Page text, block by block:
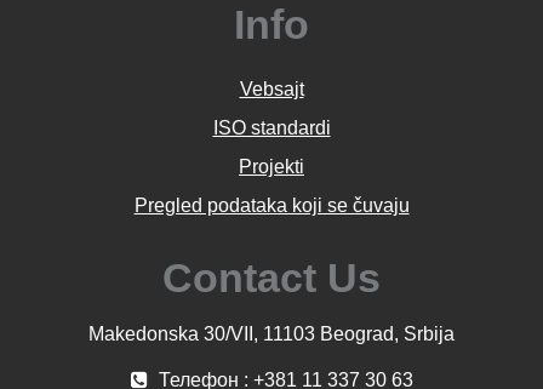
Info
Vebsajt
ISO standardi
Projekti
Pregled podataka koji se čuvaju
Contact Us
Makedonska 30/VII, 11103 Beograd, Srbija
Телефон : +381 11 337 30 63